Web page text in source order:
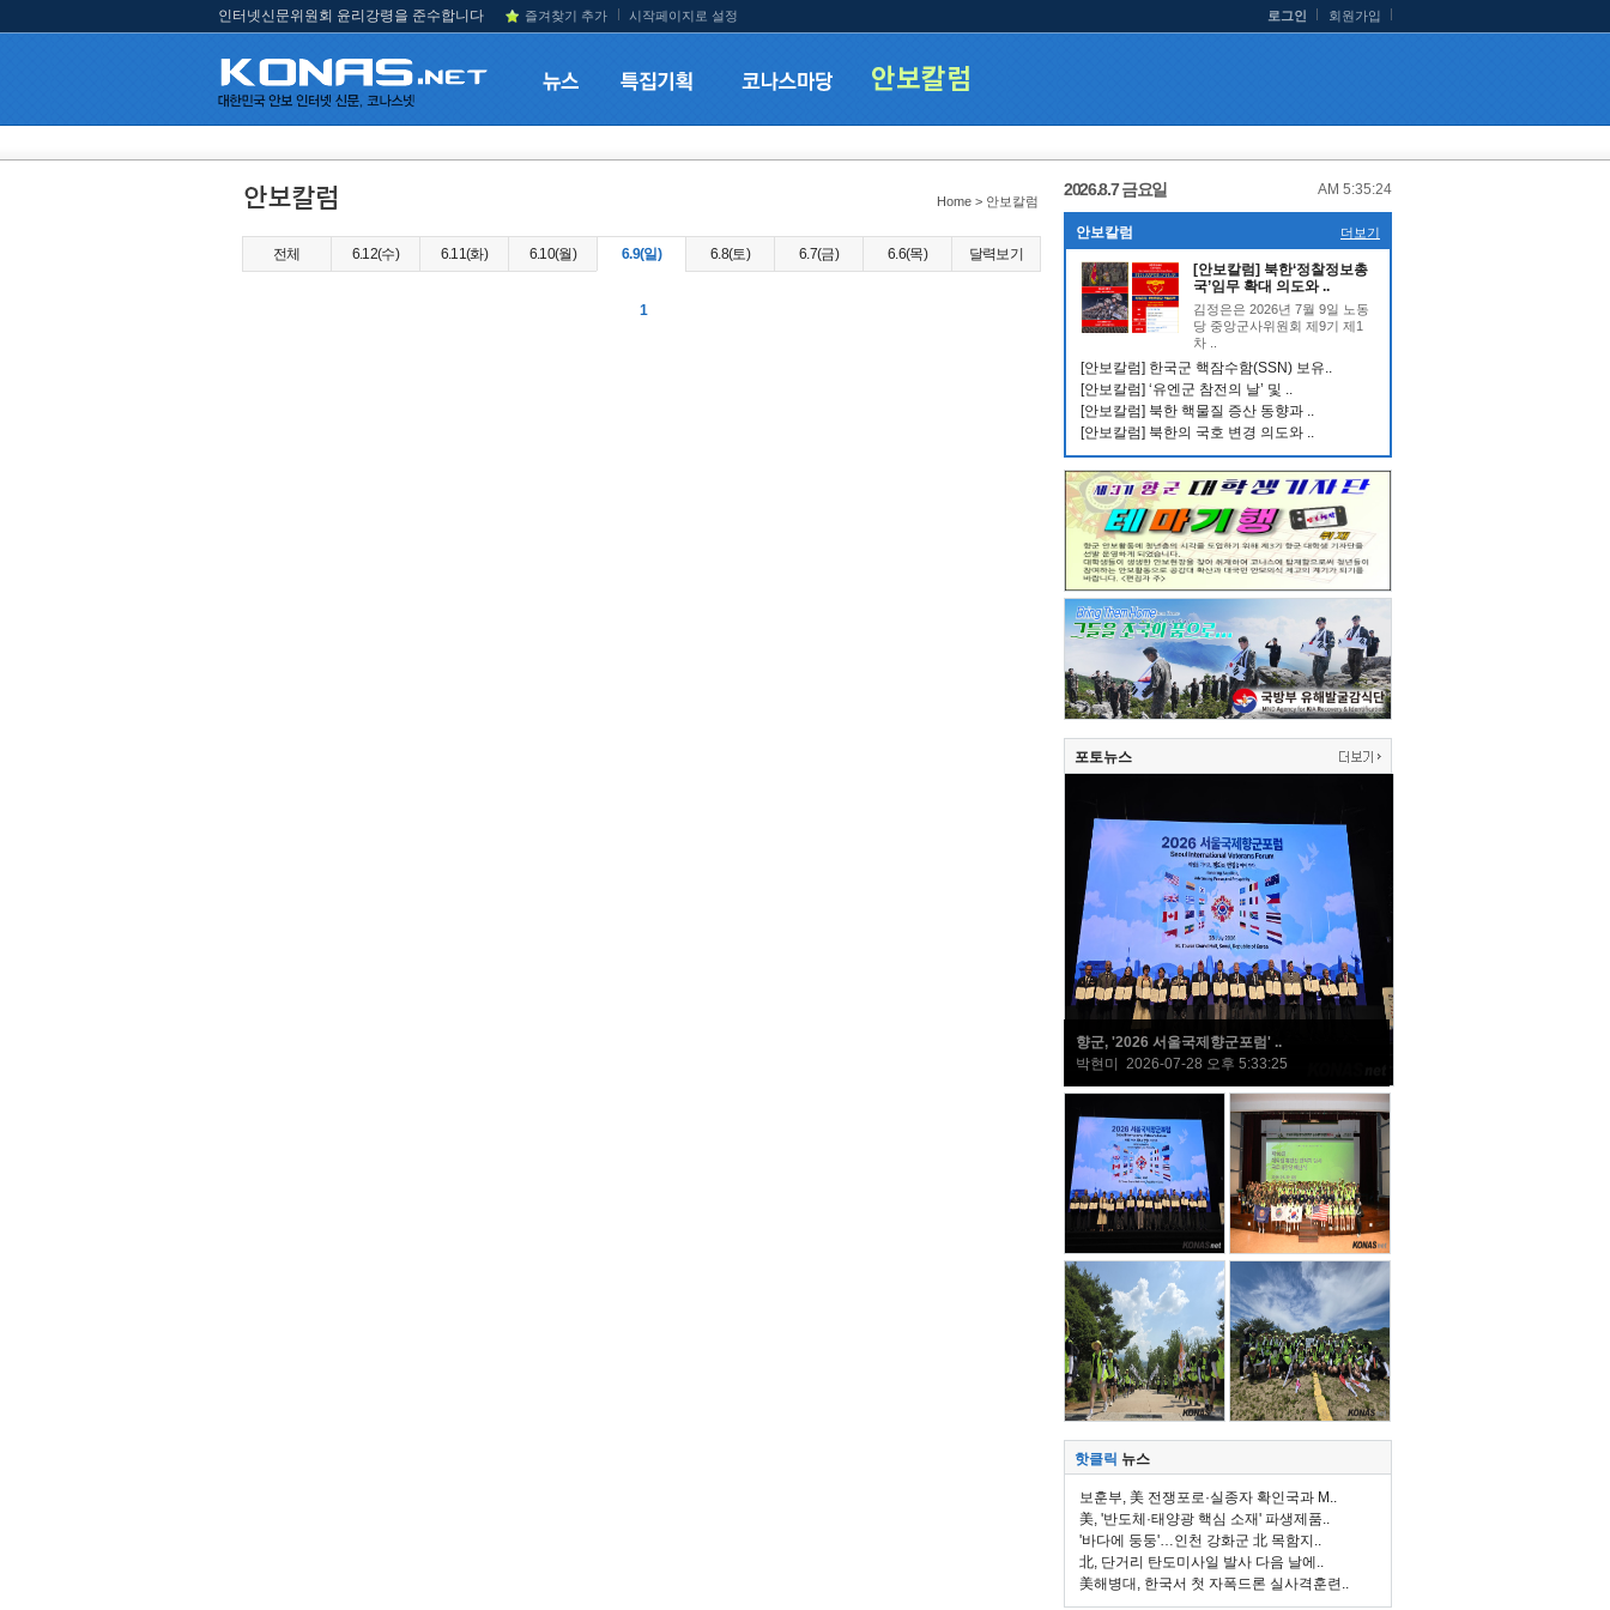
인터넷신문위원회 윤리강령을 준수합니다 즐겨찾기 추가 시작페이지로 설정 로그인 회원가입
Home > 안보칼럼
전체 6.12(수) 6.11(화) 6.10(월) 6.9(일) 6.8(토) 6.7(금) 6.6(목) 달력보기
1
2026.8.7 금요일 AM 5:35:25
안보칼럼 더보기
[안보칼럼] 북한‘정찰정보총
국’임무 확대 의도와 ..
김정은은 2026년 7월 9일 노동
당 중앙군사위원회 제9기 제1
차 ..
[안보칼럼] 한국군 핵잠수함(SSN) 보유..
[안보칼럼] ‘유엔군 참전의 날’ 및 ..
[안보칼럼] 북한 핵물질 증산 동향과 ..
[안보칼럼] 북한의 국호 변경 의도와 ..
포토뉴스
향군, '2026 서울국제향군포럼' ..
박현미 2026-07-28 오후 5:33:25
핫클릭 뉴스
보훈부, 美 전쟁포로·실종자 확인국과 M..
美, '반도체·태양광 핵심 소재' 파생제품..
'바다에 둥둥'…인천 강화군 北 목함지..
北, 단거리 탄도미사일 발사 다음 날에..
美해병대, 한국서 첫 자폭드론 실사격훈련..